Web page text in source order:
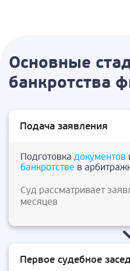
Основные
банкротства
Подача заявления
Подготовка документов
банкротстве в
Суд рассматривает
месяцев
Первое судебное